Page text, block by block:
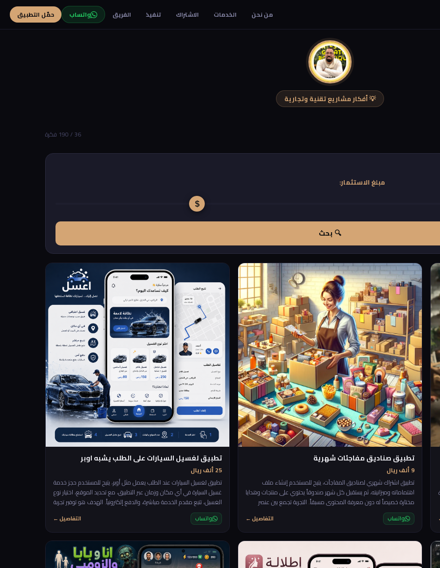
من نحن الخدمات الاشتراك تنفيذ الفريق واتساب حمّل التطبيق
💡 أفكار مشاريع تقنية وتجارية
36 / 190 فكرة
مبلغ الاستثمار:
🔍 بحث
تطبيق صناديق مفاجئات شهرية
9 ألف ريال
تطبيق اشتراك شهري لصناديق المفاجآت، يتيح للمستخدم إنشاء ملف
اهتماماته وميزانيته، ثم يستقبل كل شهر صندوقاً يحتوي على منتجات وهدايا
مختارة خصيصاً له دون معرفة المحتوى مسبقاً. التجربة تجمع بين عنصر
التشويق، التخصيص، ومتعة الاكتشاف، مع إمكانية تقييم الصناديق لتحسين
الاختيارات القادمة. 🎁✨
واتساب التفاصيل ←
تطبيق لغسيل السيارات على الطلب يشبه اوبر
25 ألف ريال
تطبيق لغسيل السيارات عند الطلب يعمل مثل أوبر، يتيح للمستخدم حجز خدمة
غسيل السيارة في أي مكان وزمان عبر التطبيق، مع تحديد الموقع، اختيار نوع
الغسيل، تتبع مقدم الخدمة مباشرة، والدفع إلكترونياً. الهدف هو توفير تجربة
سريعة ومريحة دون الحاجة للذهاب إلى المغسلة.
واتساب التفاصيل ←